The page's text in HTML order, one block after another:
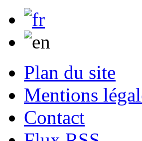
Plan du site
Mentions
Contact